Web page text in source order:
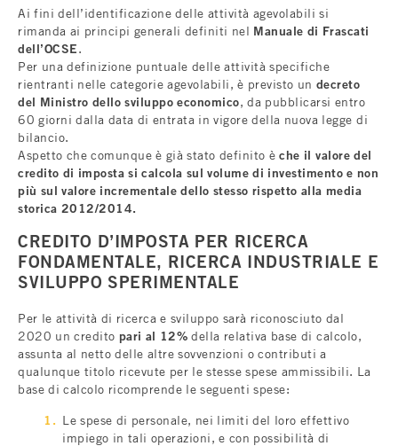
Ai fini dell’identificazione delle attività agevolabili si
rimanda ai principi generali definiti nel Manuale di Frascati
dell’OCSE.
Per una definizione puntuale delle attività specifiche
rientranti nelle categorie agevolabili, è previsto un decreto
del Ministro dello sviluppo economico, da pubblicarsi entro
60 giorni dalla data di entrata in vigore della nuova legge di
bilancio.
Aspetto che comunque è già stato definito èche il valore del
credito di imposta si calcola sul volume di investimento e non
più sul valore incrementale dello stesso rispetto alla media
storica 2012/2014.
CREDITO D’IMPOSTA PER RICERCA
FONDAMENTALE, RICERCA INDUSTRIALE E
SVILUPPO SPERIMENTALE
Per le attività di ricerca e sviluppo sarà riconosciuto dal
2020 un credito pari al 12%della relativa base di calcolo,
assunta al netto delle altre sovvenzioni o contributi a
qualunque titolo ricevute per le stesse spese ammissibili. La
base di calcolo ricomprende le seguenti spese:
Le spese di personale, nei limiti del loro effettivo
impiego in tali operazioni, e con possibilità di